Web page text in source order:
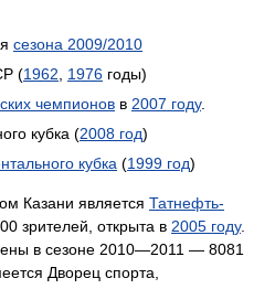
сезона 2009/2010
(1962 1976 годы)
чемпионов в 2007 году.
кубка (2008 год)
кубка (1999 год)
Казани является Татнефть-
зрителей, открыта в 2005 году.
в сезоне 2010—2011 — 8081
Дворец спорта,